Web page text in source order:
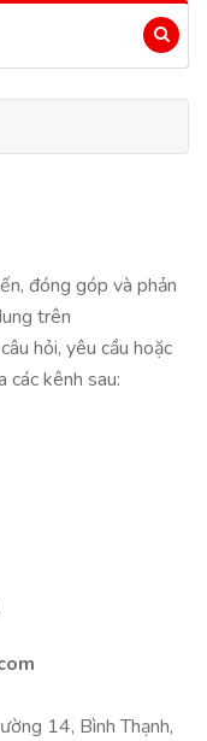
đóng góp và phản
trên
hỏi, yêu cầu hoặc
các kênh sau:
14, Bình Thạnh,